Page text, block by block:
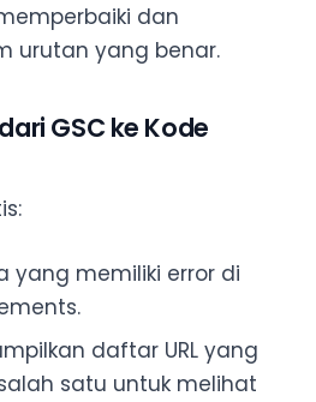
dan
urutan yang benar.
GSC ke Kode
yang memiliki error di
daftar URL yang
satu untuk melihat